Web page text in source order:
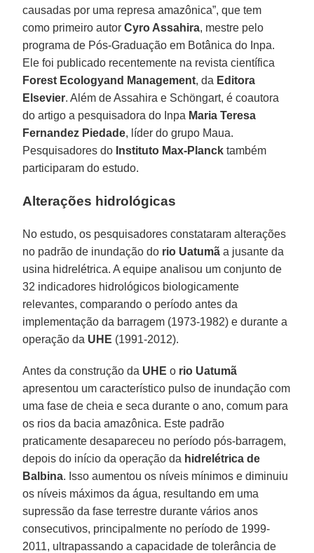
causadas por uma represa amazônica”, que tem
como primeiro autorCyro Assahira, mestre pelo
programa de Pós-Graduação em Botânica do Inpa.
Ele foi publicado recentemente na revista científica
Forest Ecologyand Management, da Editora
Elsevier. Além de Assahira e Schöngart, é coautora
do artigo a pesquisadora do Inpa Maria Teresa
Fernandez Piedade, líder do grupo Maua.
Pesquisadores do Instituto Max-Planck também
participaram do estudo.
Alterações hidrológicas
No estudo, os pesquisadores constataram alterações
no padrão de inundação do rio Uatumã a jusante da
usina hidrelétrica. A equipe analisou um conjunto de
32 indicadores hidrológicos biologicamente
relevantes, comparando o período antes da
implementação da barragem (1973-1982) e durante a
operação da UHE (1991-2012).
Antes da construção da UHE o rio Uatumã
apresentou um característico pulso de inundação com
uma fase de cheia e seca durante o ano, comum para
os rios da bacia amazônica. Este padrão
praticamente desapareceu no período pós-barragem,
depois do início da operação da hidrelétrica de
Balbina. Isso aumentou os níveis mínimos e diminuiu
os níveis máximos da água, resultando em uma
supressão da fase terrestre durante vários anos
consecutivos, principalmente no período de 1999-
2011, ultrapassando a capacidade de tolerância de